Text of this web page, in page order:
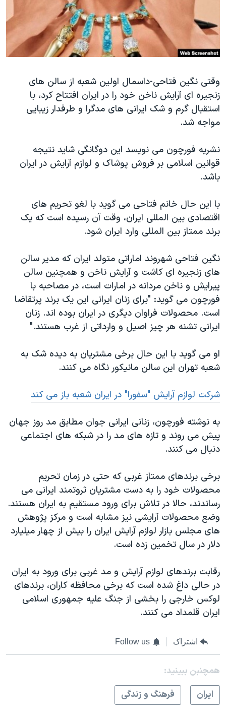
حقوق شهروندی
اسرائیل در جنگ
گالری عکس
آرشیو پخش زنده
انتخابات ریاست جمهوری آمریکا ۲۰۲۴
حمله جمهوری اسلامی به اسرائیل
ورزش زنان در ایران
اعتراضات زن، زندگی، آزادی
مجموعه مستندهای دادخواهی
دادگاه حمید نوری
اعتراضات مردمی آبان ۹۸
اسرائیل در جنگ
همایش محافظه‌کاران آمریکا «سی‌پک»
صفحه‌های ویژه
سفر پرزیدنت ترامپ به چین
زبانهای مختلف
وقتی نگین فتاحی-داسمال اولین شعبه از سالن های
زنجیره ای آرایش ناخن خود را در ایران افتتاح کرد، با
استقبال گرم و شک ایرانی های مدگرا و طرفدار زیبایی
مواجه شد.
نشریه فورچون می نویسد این دوگانگی شاید نتیجه
قوانین اسلامی بر فروش پوشاک و لوازم آرایش در ایران
باشد.
با این حال خانم فتاحی می گوید با لغو تحریم های
اقتصادی بین المللی ایران، وقت آن رسیده است که یک
برند ممتاز بین المللی وارد ایران شود.
نگین فتاحی شهروند اماراتی متولد ایران که مدیر سالن
های زنجیره ای کاشت و آرایش ناخن و همچنین سالن
پیرایش و ناخن مردانه در امارات است، در مصاحبه با
فورچون می گوید: "برای زنان ایرانی این یک برند پرتقاضا
است. محصولات فراوان دیگری در ایران بوده اند. زنان
ایرانی تشنه هر چیز اصیل و وارداتی از غرب هستند."
او می گوید با این حال برخی مشتریان به دیده شک به
شعبه تهران این سالن مانیکور نگاه می کنند.
شرکت لوازم آرایش "سفورا" در ایران شعبه باز می کند
به نوشته فورچون، زنانی ایرانی جوان مطابق مد روز جهان
پیش می روند و تازه های مد را در شبکه های اجتماعی
دنبال می کنند.
برخی برندهای ممتاز غربی که حتی در زمان تحریم
محصولات خود را به دست مشتریان ثروتمند ایرانی می
رساندند، حالا در تلاش برای ورود مستقیم به ایران هستند.
وضع محصولات آرایشی نیز مشابه است و مرکز پژوهش
های مجلس بازار لوازم آرایش ایران را بیش از چهار میلیارد
دلار در سال تخمین زده است.
رقابت برندهای لوازم آرایش و مد غربی برای ورود به ایران
در حالی داغ شده است که برخی محافظه کاران، برندهای
لوکس خارجی را بخشی از جنگ علیه جمهوری اسلامی
ایران قلمداد می کنند.
اشتراک Follow us
همچنبن ببینید:
ايران
فرهنگ و زندگی